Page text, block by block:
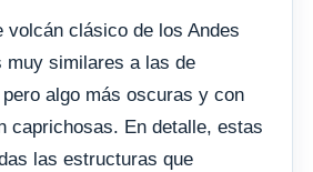
volcán clásico de los Andes
muy similares a las de
algo más oscuras y con
caprichosas. En detalle, estas
las estructuras que